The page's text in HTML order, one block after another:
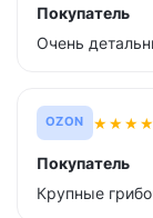
Покупатель
Очень
OZON ★★★★
Покупатель
Крупные